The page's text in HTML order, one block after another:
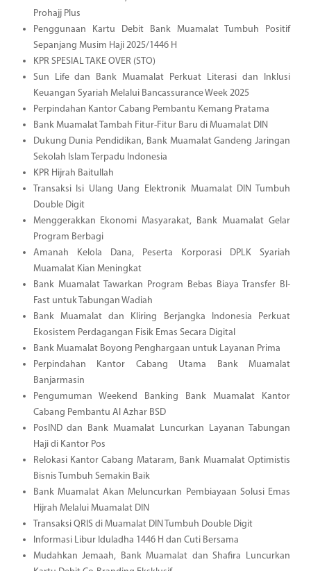
Prohajj Plus
Penggunaan Kartu Debit Bank Muamalat Tumbuh Positif
Sepanjang Musim Haji 2025/1446 H
KPR SPESIAL TAKE OVER (STO)
Sun Life dan Bank Muamalat Perkuat Literasi dan Inklusi
Keuangan Syariah Melalui Bancassurance Week 2025
Perpindahan Kantor Cabang Pembantu Kemang Pratama
Bank Muamalat Tambah Fitur-Fitur Baru di Muamalat DIN
Dukung Dunia Pendidikan, Bank Muamalat Gandeng Jaringan
Sekolah Islam Terpadu Indonesia
KPR Hijrah Baitullah
Transaksi Isi Ulang Uang Elektronik Muamalat DIN Tumbuh
Double Digit
Menggerakkan Ekonomi Masyarakat, Bank Muamalat Gelar
Program Berbagi
Amanah Kelola Dana, Peserta Korporasi DPLK Syariah
Muamalat Kian Meningkat
Bank Muamalat Tawarkan Program Bebas Biaya Transfer BI-
Fast untuk Tabungan Wadiah
Bank Muamalat dan Kliring Berjangka Indonesia Perkuat
Ekosistem Perdagangan Fisik Emas Secara Digital
Bank Muamalat Boyong Penghargaan untuk Layanan Prima
Perpindahan Kantor Cabang Utama Bank Muamalat
Banjarmasin
Pengumuman Weekend Banking Bank Muamalat Kantor
Cabang Pembantu Al Azhar BSD
PosIND dan Bank Muamalat Luncurkan Layanan Tabungan
Haji di Kantor Pos
Relokasi Kantor Cabang Mataram, Bank Muamalat Optimistis
Bisnis Tumbuh Semakin Baik
Bank Muamalat Akan Meluncurkan Pembiayaan Solusi Emas
Hijrah Melalui Muamalat DIN
Transaksi QRIS di Muamalat DIN Tumbuh Double Digit
Informasi Libur Iduladha 1446 H dan Cuti Bersama
Mudahkan Jemaah, Bank Muamalat dan Shafira Luncurkan